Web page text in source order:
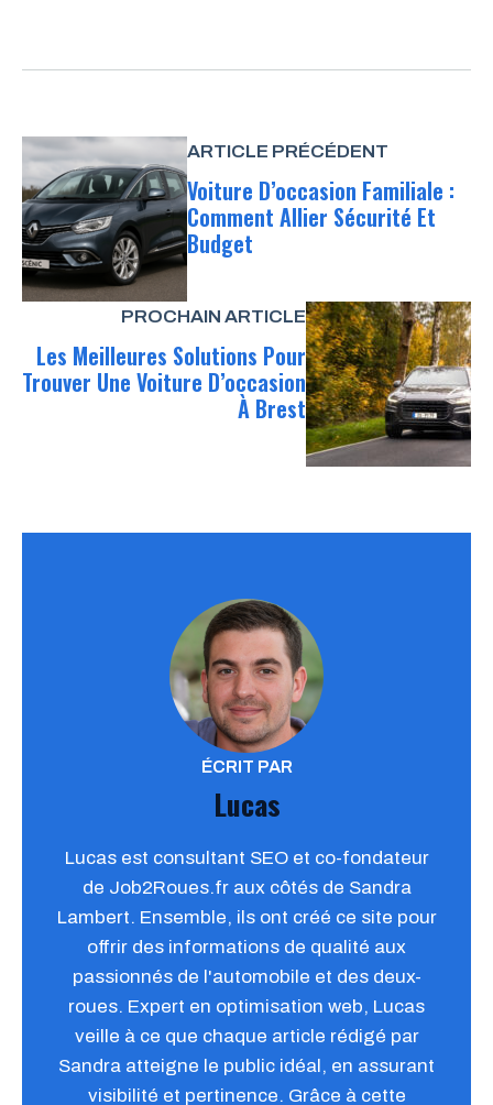
ARTICLE PRÉCÉDENT
Voiture D’occasion Familiale :
Comment Allier Sécurité Et
Budget
PROCHAIN ARTICLE
Les Meilleures Solutions Pour
Trouver Une Voiture D’occasion
À Brest
ÉCRIT PAR
Lucas
Lucas est consultant SEO et co-fondateur
de Job2Roues.fr aux côtés de Sandra
Lambert. Ensemble, ils ont créé ce site pour
offrir des informations de qualité aux
passionnés de l'automobile et des deux-
roues. Expert en optimisation web, Lucas
veille à ce que chaque article rédigé par
Sandra atteigne le public idéal, en assurant
visibilité et pertinence. Grâce à cette